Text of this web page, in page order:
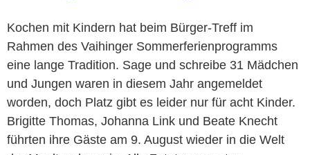
Kochen mit Kindern hat beim Bürger-Treff im
Rahmen des Vaihinger Sommerferienprogramms
eine lange Tradition. Sage und schreibe 31 Mädchen
und Jungen waren in diesem Jahr angemeldet
worden, doch Platz gibt es leider nur für acht Kinder.
Brigitte Thomas, Johanna Link und Beate Knecht
führten ihre Gäste am 9. August wieder in die Welt